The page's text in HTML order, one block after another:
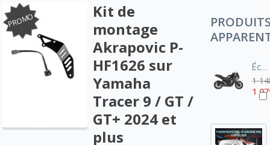
PROMO
Kit de
montage
Akrapovic P-
HF1626 sur
Yamaha
Tracer 9 / GT /
GT+ 2024 et
plus
Échappement Akrapovic Racing Line Carbone pour Yamaha Tracer 9 / GT / GT+ 2025 – Compatible valises rigides
1
1